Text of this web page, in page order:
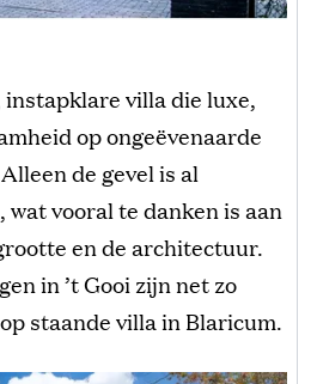
instapklare villa die luxe,
op ongeëvenaarde
de gevel is al
vooral te danken is aan
en de architectuur.
in ’t Gooi zijn net zo
staande villa in Blaricum.